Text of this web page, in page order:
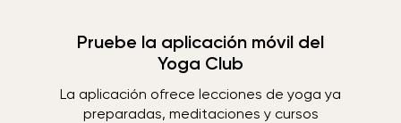
Pruebe la aplicación móvil del
Yoga Club
La aplicación ofrece lecciones de yoga ya
preparadas, meditaciones y cursos